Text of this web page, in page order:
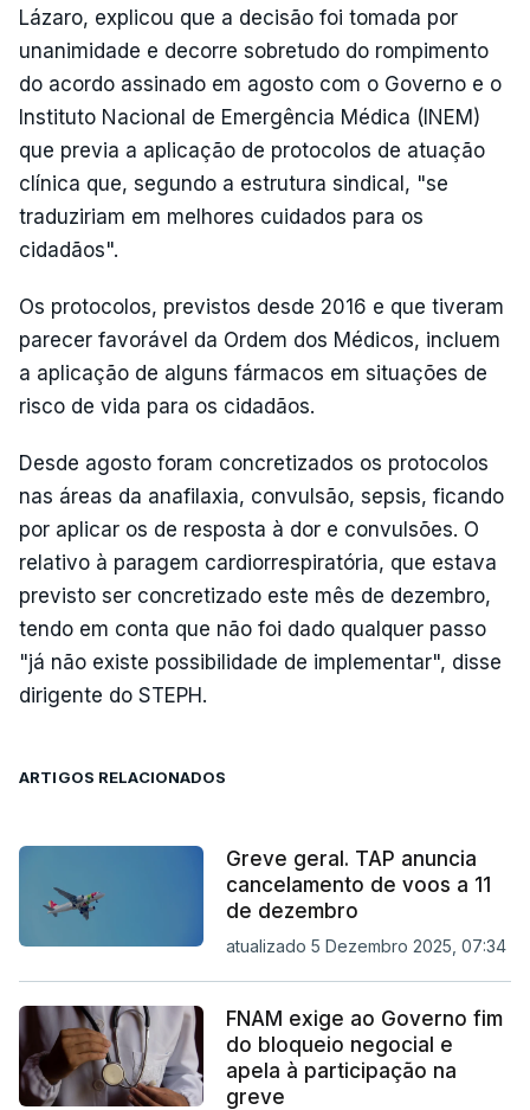
Lázaro, explicou que a decisão foi tomada por
unanimidade e decorre sobretudo do rompimento
do acordo assinado em agosto com o Governo e o
Instituto Nacional de Emergência Médica (INEM)
que previa a aplicação de protocolos de atuação
clínica que, segundo a estrutura sindical, "se
traduziriam em melhores cuidados para os
cidadãos".
Os protocolos, previstos desde 2016 e que tiveram
parecer favorável da Ordem dos Médicos, incluem
a aplicação de alguns fármacos em situações de
risco de vida para os cidadãos.
Desde agosto foram concretizados os protocolos
nas áreas da anafilaxia, convulsão, sepsis, ficando
por aplicar os de resposta à dor e convulsões. O
relativo à paragem cardiorrespiratória, que estava
previsto ser concretizado este mês de dezembro,
tendo em conta que não foi dado qualquer passo
"já não existe possibilidade de implementar", disse
dirigente do STEPH.
ARTIGOS RELACIONADOS
Greve geral. TAP anuncia
cancelamento de voos a 11
de dezembro
atualizado 5 Dezembro 2025, 07:34
FNAM exige ao Governo fim
do bloqueio negocial e
apela à participação na
greve